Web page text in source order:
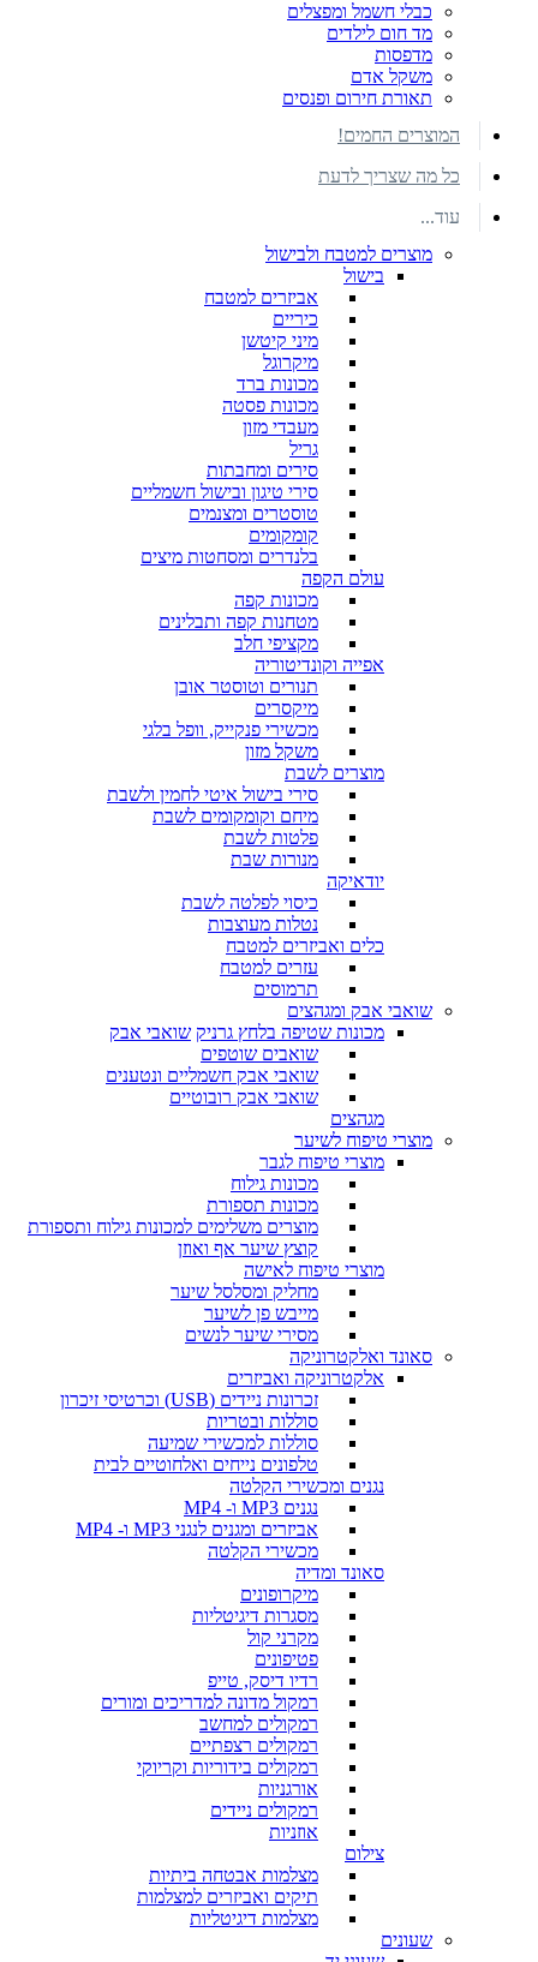
כבלי חשמל ומפצלים
מד חום לילדים
מדפסות
משקל אדם
תאורת חירום ופנסים
המוצרים החמים!
כל מה שצריך לדעת
עוד...
מוצרים למטבח ולבישול
בישול
אביזרים למטבח
כיריים
מיני קיטשן
מיקרוגל
מכונות ברד
מכונות פסטה
מעבדי מזון
גריל
סירים ומחבתות
סירי טיגון ובישול חשמליים
טוסטרים ומצנמים
קומקומים
בלנדרים ומסחטות מיצים
עולם הקפה
מכונות קפה
מטחנות קפה ותבלינים
מקציפי חלב
אפייה וקונדיטוריה
תנורים וטוסטר אובן
מיקסרים
מכשירי פנקייק, וופל בלגי
משקל מזון
מוצרים לשבת
סירי בישול איטי לחמין ולשבת
מיחם וקומקומים לשבת
פלטות לשבת
מנורות שבת
יודאיקה
כיסוי לפלטה לשבת
נטלות מעוצבות
כלים ואביזרים למטבח
עזרים למטבח
תרמוסים
שואבי אבק ומגהצים
מכונות שטיפה בלחץ גרניק שואבי אבק
שואבים שוטפים
שואבי אבק חשמליים ונטענים
שואבי אבק רובוטיים
מגהצים
מוצרי טיפוח לשיער
מוצרי טיפוח לגבר
מכונות גילוח
מכונות תספורת
מוצרים משלימים למכונות גילוח ותספורת
קוצץ שיער אף ואוזן
מוצרי טיפוח לאישה
מחליק ומסלסל שיער
מייבש פן לשיער
מסירי שיער לנשים
סאונד ואלקטרוניקה
אלקטרוניקה ואביזרים
זכרונות ניידים (USB) וכרטיסי זיכרון
סוללות ובטריות
סוללות למכשירי שמיעה
טלפונים נייחים ואלחוטיים לבית
נגנים ומכשירי הקלטה
נגנים MP3 ו- MP4
אביזרים ומגנים לנגני MP3 ו- MP4
מכשירי הקלטה
סאונד ומדיה
מיקרופונים
מסגרות דיגיטליות
מקרני קול
פטיפונים
רדיו דיסק, טייפ
רמקול מדונה למדריכים ומורים
רמקולים למחשב
רמקולים רצפתיים
רמקולים בידוריות וקריוקי
אורגניות
רמקולים ניידים
אוזניות
צילום
מצלמות אבטחה ביתיות
תיקים ואביזרים למצלמות
מצלמות דיגיטליות
שעונים